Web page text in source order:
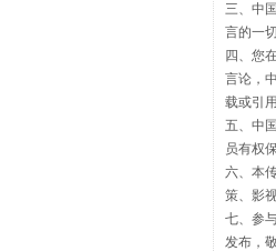
三、中
言的一
四、您
言论，
载或引用
五、中
员有权
六、本
策、影
七、参
发布，